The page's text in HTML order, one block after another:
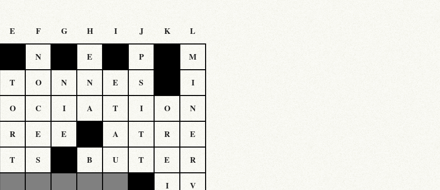
E F G H I J K L
N E P M
T O N N E S I
O C I A T I O N
R E E A T R E
T S B U T E R
I V